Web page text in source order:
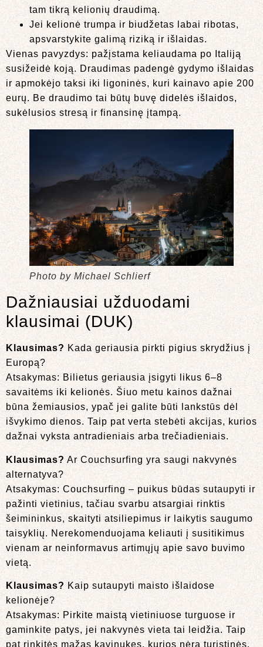
tam tikrą kelionių draudimą.
Jei kelionė trumpa ir biudžetas labai ribotas,
apsvarstykite galimą riziką ir išlaidas.
Vienas pavyzdys: pažįstama keliaudama po Italiją
susižeidė koją. Draudimas padengė gydymo išlaidas
ir apmokėjo taksi iki ligoninės, kuri kainavo apie 200
eurų. Be draudimo tai būtų buvę didelės išlaidos,
sukėlusios stresą ir finansinę įtampą.
Photo by Michael Schlierf
Dažniausiai užduodami
klausimai (DUK)
Klausimas? Kada geriausia pirkti pigius skrydžius į
Europą?
Atsakymas: Bilietus geriausia įsigyti likus 6–8
savaitėms iki kelionės. Šiuo metu kainos dažnai
būna žemiausios, ypač jei galite būti lankstūs dėl
išvykimo dienos. Taip pat verta stebėti akcijas, kurios
dažnai vyksta antradieniais arba trečiadieniais.
Klausimas? Ar Couchsurfing yra saugi nakvynės
alternatyva?
Atsakymas: Couchsurfing – puikus būdas sutaupyti ir
pažinti vietinius, tačiau svarbu atsargiai rinktis
šeimininkus, skaityti atsiliepimus ir laikytis saugumo
taisyklių. Nerekomenduojama keliauti į susitikimus
vienam ar neinformavus artimųjų apie savo buvimo
vietą.
Klausimas? Kaip sutaupyti maisto išlaidose
kelionėje?
Atsakymas: Pirkite maistą vietiniuose turguose ir
gaminkite patys, jei nakvynės vieta tai leidžia. Taip
pat rinkitės mažas kavinukes, kurios nėra turistinės,